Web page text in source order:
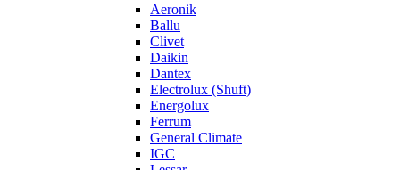
Aeronik
Ballu
Clivet
Daikin
Dantex
Electrolux (Shuft)
Energolux
Ferrum
General Climate
IGC